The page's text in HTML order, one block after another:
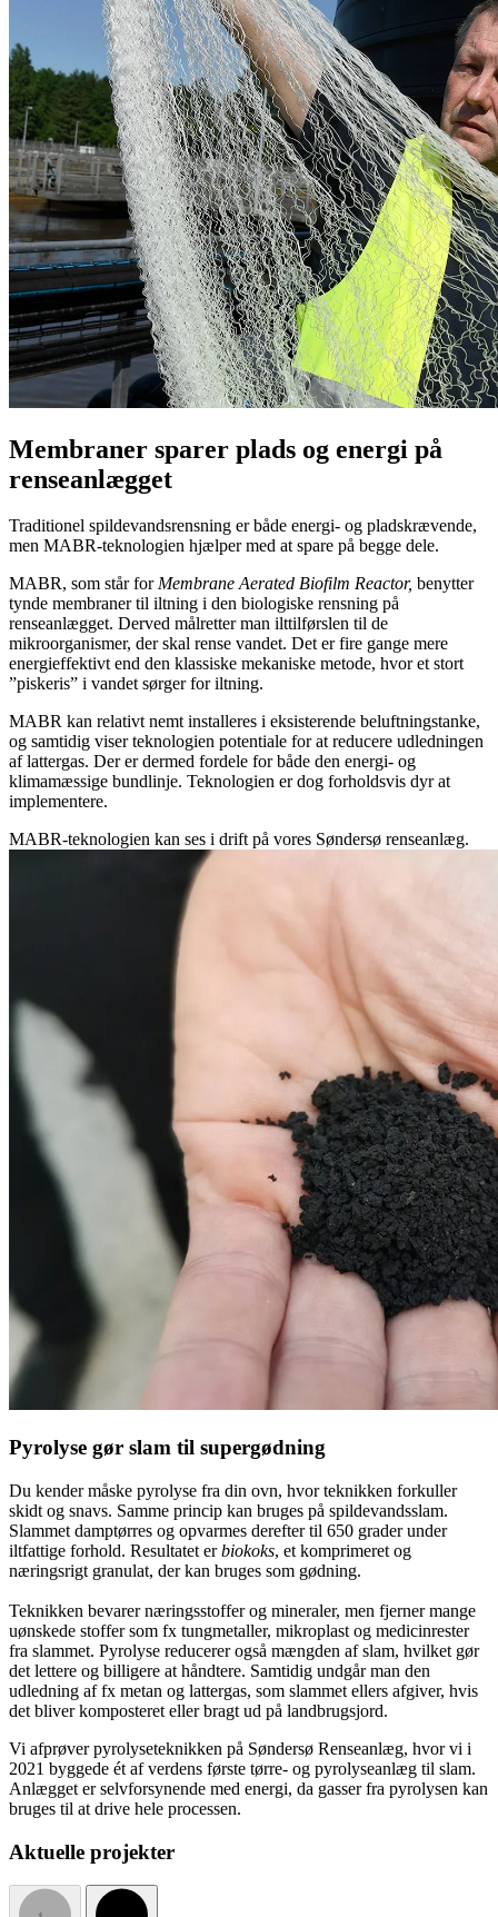
Membraner sparer plads og energi på
renseanlægget
Traditionel spildevandsrensning er både energi- og pladskrævende,
men MABR-teknologien hjælper med at spare på begge dele.
MABR, som står forMembrane Aerated Biofilm Reactor, benytter
tynde membraner til iltning i den biologiske rensning på
renseanlægget. Derved målretter man ilttilførslen til de
mikroorganismer, der skal rense vandet. Det er fire gange mere
energieffektivt end den klassiske mekaniske metode, hvor et stort
”piskeris” i vandet sørger for iltning.
MABR kan relativt nemt installeres i eksisterende beluftningstanke,
og samtidig viser teknologien potentiale for at reducere udledningen
af lattergas. Der er dermed fordele for både den energi- og
klimamæssige bundlinje. Teknologien er dog forholdsvis dyr at
implementere.
MABR-teknologien kan ses i drift på vores Søndersø renseanlæg.
Pyrolyse gør slam til supergødning
Du kender måske pyrolyse fra din ovn, hvor teknikken forkuller
skidt og snavs. Samme princip kan bruges på spildevandsslam.
Slammet damptørres og opvarmes derefter til 650 grader under
iltfattige forhold. Resultatet erbiokoks, et komprimeret og
næringsrigt granulat, der kan bruges som gødning.
Teknikken bevarer næringsstoffer og mineraler, men fjerner mange
uønskede stoffer som fx tungmetaller, mikroplast og medicinrester
fra slammet. Pyrolyse reducerer også mængden af slam, hvilket gør
det lettere og billigere at håndtere. Samtidig undgår man den
udledning af fx metan og lattergas, som slammet ellers afgiver, hvis
det bliver komposteret eller bragt ud på landbrugsjord.
Vi afprøver pyrolyseteknikken på Søndersø Renseanlæg, hvor vi i
2021 byggede ét af verdens første tørre- og pyrolyseanlæg til slam.
Anlægget er selvforsynende med energi, da gasser fra pyrolysen kan
bruges til at drive hele processen.
Aktuelle projekter